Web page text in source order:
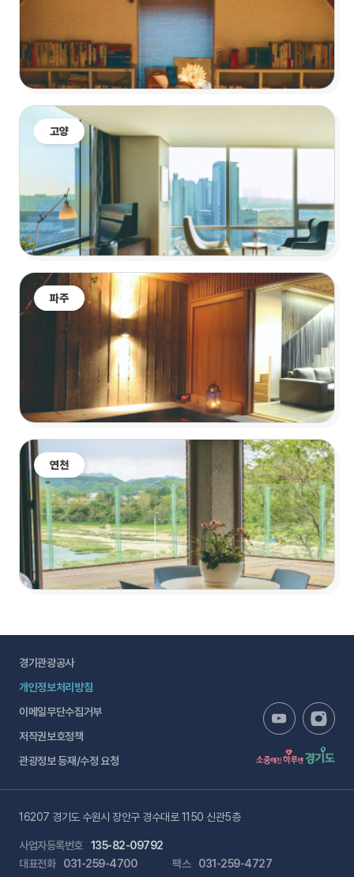
고양
파주
연천
경기관광공사
개인정보처리방침
이메일무단수집거부
저작권보호정책
관광정보 등재/수정 요청
16207 경기도 수원시 장안구 경수대로 1150 신관5층
사업자등록번호
135-82-09792
대표전화
031-259-4700 팩스
031-259-4727